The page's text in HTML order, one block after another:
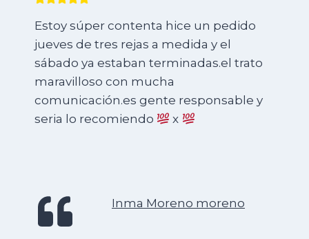
Estoy súper contenta hice un pedido
jueves de tres rejas a medida y el
sábado ya estaban terminadas.el trato
maravilloso con mucha
comunicación.es gente responsable y
seria lo recomiendo
x
Inma Moreno moreno